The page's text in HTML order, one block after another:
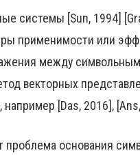
системы [Sun, 1994]
применимости или
между
векторных
[Das, 2016],
проблема основания